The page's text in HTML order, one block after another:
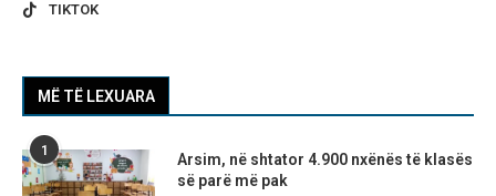
TIKTOK
MË TË LEXUARA
1
Arsim, në shtator 4.900 nxënës të klasës
së parë më pak